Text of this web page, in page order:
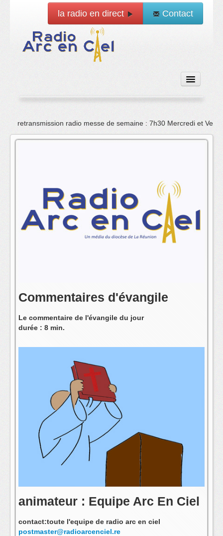
la radio en direct Contact
Accueil
Emissions
La radio
L'équipe
retransmission radio messe de semaine : 7h30 Mercredi et
Commentaires d'évangile
Le commentaire de l'évangile du jour
durée : 8 min.
animateur : Equipe Arc En Ciel
contact:toute l'equipe de radio arc en ciel
postmaster@radioarcenciel.re